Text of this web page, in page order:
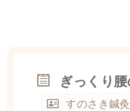
ぎっくり
すのさき鍼